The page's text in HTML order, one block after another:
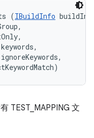
(IBuildInfo
TEST_MAPPING 文